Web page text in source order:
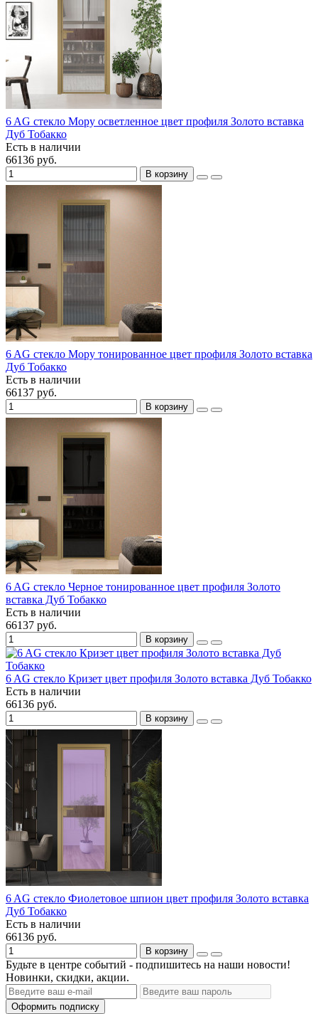
6 AG стекло Мору осветленное цвет профиля Золото вставка
Дуб Тобакко
Есть в наличии
66136 руб.
В корзину
6 AG стекло Мору тонированное цвет профиля Золото вставка
Дуб Тобакко
Есть в наличии
66137 руб.
В корзину
6 AG стекло Черное тонированное цвет профиля Золото
вставка Дуб Тобакко
Есть в наличии
66137 руб.
В корзину
6 AG стекло Кризет цвет профиля Золото вставка Дуб Тобакко
Есть в наличии
66136 руб.
В корзину
6 AG стекло Фиолетовое шпион цвет профиля Золото вставка
Дуб Тобакко
Есть в наличии
66136 руб.
В корзину
Будьте в центре событий - подпишитесь на наши новости!
Новинки, скидки, акции.
Оформить подписку